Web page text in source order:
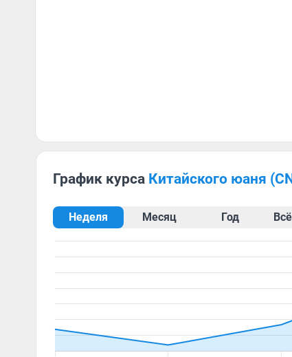
График курса китайского юаня
Неделя Месяц Год